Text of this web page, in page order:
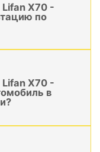
X70 -
по
X70 -
в